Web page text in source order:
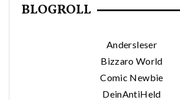
BLOGROLL
Andersleser
Bizzaro World
Comic Newbie
DeinAntiHeld